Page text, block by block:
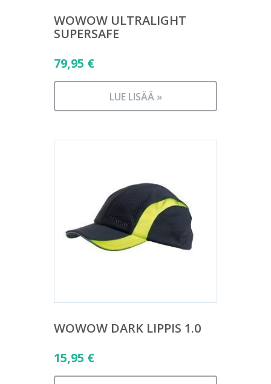
WOWOW ULTRALIGHT
SUPERSAFE
79,95 €
LUE LISÄÄ »
WOWOW DARK LIPPIS 1.0
15,95 €